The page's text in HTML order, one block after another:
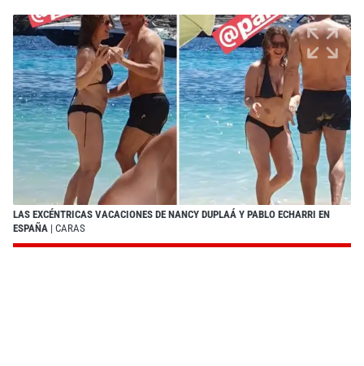
LAS EXCÉNTRICAS VACACIONES DE NANCY DUPLAÁ Y PABLO ECHARRI EN
ESPAÑA | CARAS